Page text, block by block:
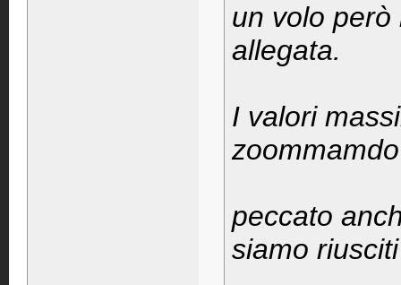
un volo
allegata.
I valori
peccato
siamo